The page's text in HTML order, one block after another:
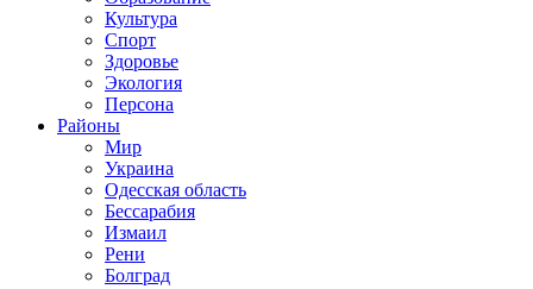
Культура
Спорт
Здоровье
Экология
Персона
Районы
Мир
Украина
Одесская область
Бессарабия
Измаил
Рени
Болград